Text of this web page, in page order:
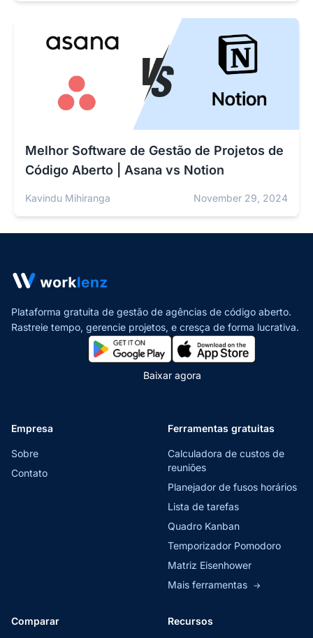
Melhor Software de Gestão de Projetos de
Código Aberto | Asana vs Notion
Kavindu Mihiranga November 29, 2024
Plataforma gratuita de gestão de agências de código aberto.
Rastreie tempo, gerencie projetos, e cresça de forma lucrativa.
Baixar agora
Empresa
Sobre
Contato
Ferramentas gratuitas
Calculadora de custos de
reuniões
Planejador de fusos horários
Lista de tarefas
Quadro Kanban
Temporizador Pomodoro
Matriz Eisenhower
Mais ferramentas →
Comparar Recursos